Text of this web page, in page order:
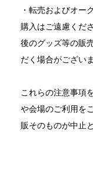
・転売およびオー
購入はご遠慮くだ
後のグッズ等の販
だく場合がございま
これらの注意事項
や会場のご利用を
販そのものが中止